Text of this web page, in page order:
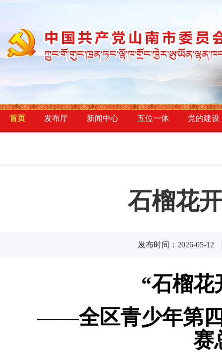
首页 发布厅 新闻中心 五位一体 党的建设
石榴花
发布时间：2026-05-12
“石榴花
——全区青少年第四
赛